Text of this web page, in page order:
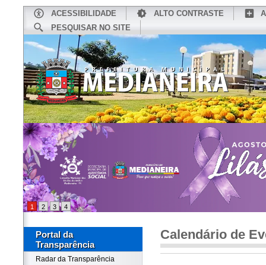
ACESSIBILIDADE ALTO CONTRASTE
PESQUISAR NO SITE
CONHEÇA MEDIANEIRA
1 2 3 4
Portal da
Transparência
Radar da Transparência
Calendário de